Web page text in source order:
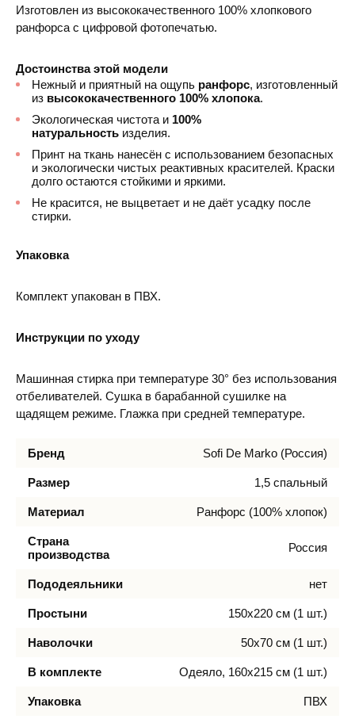
Изготовлен из высококачественного 100% хлопкового
ранфорса с цифровой фотопечатью.
Достоинства этой модели
Нежный и приятный на ощупь ранфорс, изготовленный
из высококачественного 100% хлопока.
Экологическая чистота и 100%
натуральность изделия.
Принт на ткань нанесён с использованием безопасных
и экологически чистых реактивных красителей. Краски
долго остаются стойкими и яркими.
Не красится, не выцветает и не даёт усадку после
стирки.
Упаковка
Комплект упакован в ПВХ.
Инструкции по уходу
Машинная стирка при температуре 30° без использования
отбеливателей. Сушка в барабанной сушилке на
щадящем режиме. Глажка при средней температуре.
Бренд Sofi De Marko (Россия)
Размер 1,5 спальный
Материал Ранфорс (100% хлопок)
Страна
производства
Россия
Пододеяльники нет
Простыни 150х220 см (1 шт.)
Наволочки 50х70 см (1 шт.)
В комплекте Одеяло, 160х215 см (1 шт.)
Упаковка ПВХ